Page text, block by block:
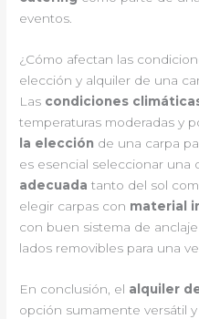
eventos.
¿Cómo afectan las
elección y alquiler de una
Las condiciones
temperaturas moderadas y
la elección de una carpa
es esencial seleccionar una
adecuada tanto del sol
elegir carpas con material
con buen sistema de
lados removibles para una
En conclusión, el alquiler
opción sumamente versátil